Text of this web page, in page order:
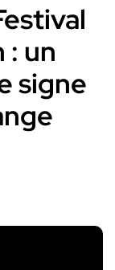
: un
signe